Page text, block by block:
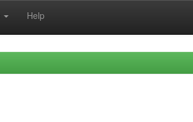
Help